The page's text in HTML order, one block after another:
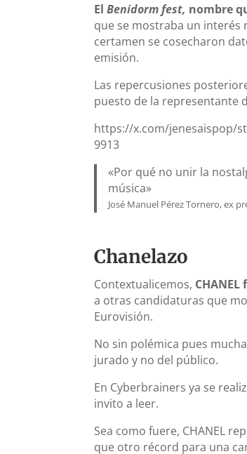
ElBenidorm fest, nombre
que se mostraba un interés
certamen se cosecharon
emisión.
Las repercusiones
puesto de la representante
https://x.com/jenesaispop/
9913
«Por qué no unir la
música»
José Manuel Pérez Tornero, ex
Chanelazo
Contextualicemos,
a otras candidaturas que
Eurovisión.
No sin polémica pues
jurado y no del público.
En Cyberbrainers ya se
invito a leer.
Sea como fuere, CHANEL
que otro récord para una